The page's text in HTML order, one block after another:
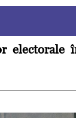
electorale